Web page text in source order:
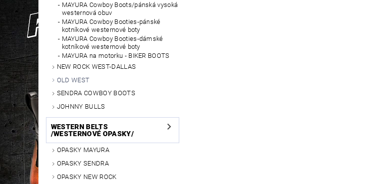
MAYURA Cowboy Boots/pánská vysoká
westernová obuv
MAYURA Cowboy Booties-pánské
kotníkové westernové boty
MAYURA Cowboy Booties-dámské
kotníkové westernové boty
MAYURA na motorku - BIKER BOOTS
NEW ROCK WEST-DALLAS
OLD WEST
SENDRA COWBOY BOOTS
JOHNNY BULLS
WESTERN BELTS
/WESTERNOVÉ OPASKY/
OPASKY MAYURA
OPASKY SENDRA
OPASKY NEW ROCK